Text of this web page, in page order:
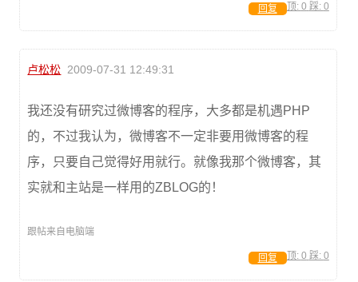
顶: 0 踩: 0
回复
卢松松 2009-07-31 12:49:31
我还没有研究过微博客的程序，大多都是机遇PHP
的，不过我认为，微博客不一定非要用微博客的程
序，只要自己觉得好用就行。就像我那个微博客，其
实就和主站是一样用的ZBLOG的！
跟帖来自电脑端
顶: 0 踩: 0
回复